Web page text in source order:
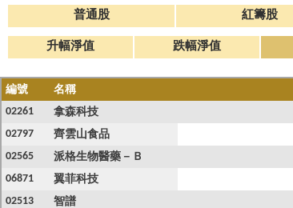
普通股 紅籌股
升幅淨值 跌幅淨值
編號 名稱
02261 拿森科技
02797 齊雲山食品
02565 派格生物醫藥－Ｂ
06871 翼菲科技
02513 智譜